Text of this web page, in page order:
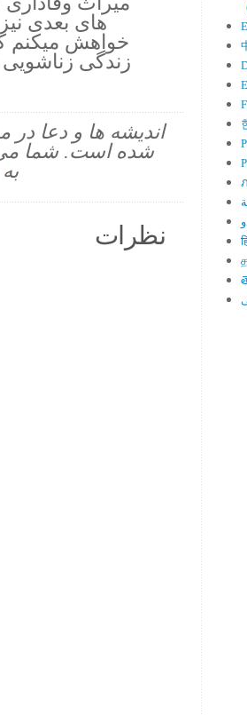
های بعدی نیز
خواهش میکنم
زندگی
اندیشه ها و دعا در
شده است. شما می
نظرات